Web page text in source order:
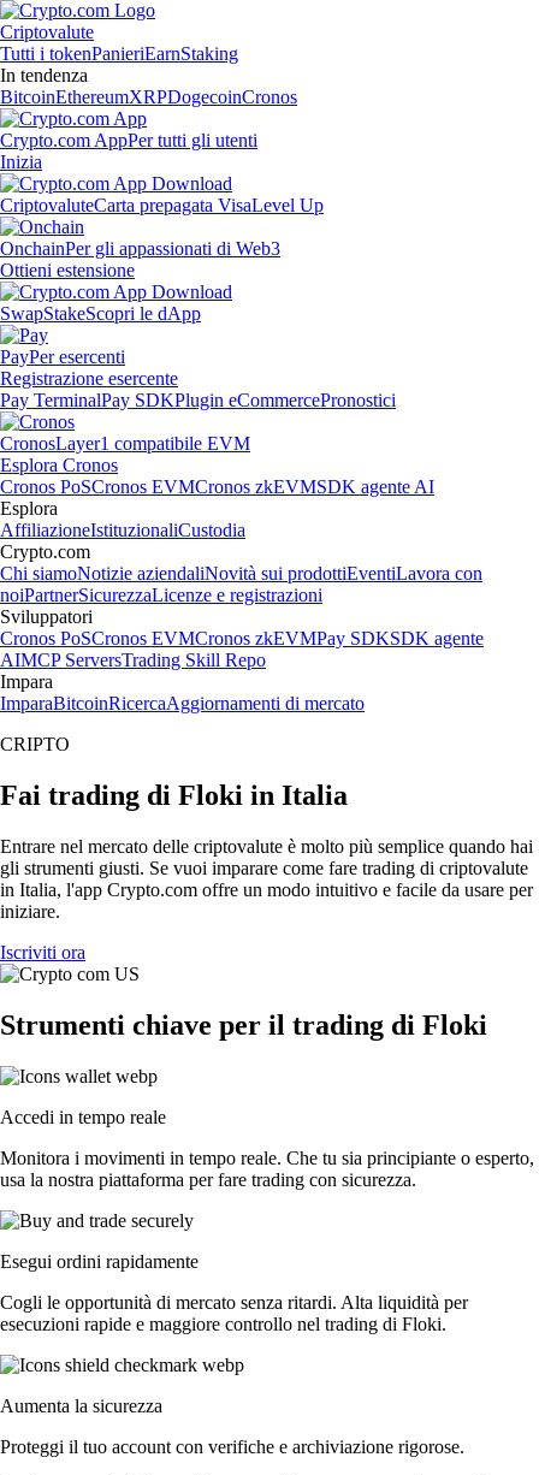
Criptovalute
Tutti i tokenPanieriEarnStaking
In tendenza
BitcoinEthereumXRPDogecoinCronos
Crypto.com AppPer tutti gli utenti
Inizia
CriptovaluteCarta prepagata VisaLevel Up
OnchainPer gli appassionati di Web3
Ottieni estensione
SwapStakeScopri le dApp
PayPer esercenti
Registrazione esercente
Pay TerminalPay SDKPlugin eCommercePronostici
CronosLayer1 compatibile EVM
Esplora Cronos
Cronos PoSCronos EVMCronos zkEVMSDK agente AI
Esplora
AffiliazioneIstituzionaliCustodia
Crypto.com
Chi siamoNotizie aziendaliNovità sui prodottiEventiLavora con
noiPartnerSicurezzaLicenze e registrazioni
Sviluppatori
Cronos PoSCronos EVMCronos zkEVMPay SDKSDK agente
AIMCP ServersTrading Skill Repo
Impara
ImparaBitcoinRicercaAggiornamenti di mercato
CRIPTO
Fai trading di Floki in Italia
Entrare nel mercato delle criptovalute è molto più semplice quando hai
gli strumenti giusti. Se vuoi imparare come fare trading di criptovalute
in Italia, l'app Crypto.com offre un modo intuitivo e facile da usare per
iniziare.
Iscriviti ora
Strumenti chiave per il trading di Floki
Accedi in tempo reale
Monitora i movimenti in tempo reale. Che tu sia principiante o esperto,
usa la nostra piattaforma per fare trading con sicurezza.
Esegui ordini rapidamente
Cogli le opportunità di mercato senza ritardi. Alta liquidità per
esecuzioni rapide e maggiore controllo nel trading di Floki.
Aumenta la sicurezza
Proteggi il tuo account con verifiche e archiviazione rigorose.